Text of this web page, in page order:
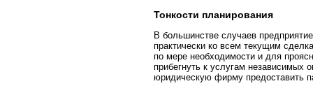
Тонкости планирования
В большинстве случаев
практически ко всем текущим
по мере необходимости и для
прибегнуть к услугам независимых
юридическую фирму предоставить